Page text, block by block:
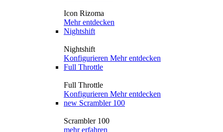
Icon Rizoma
Mehr entdecken
Nightshift
Nightshift
Konfigurieren Mehr entdecken
Full Throttle
Full Throttle
Konfigurieren Mehr entdecken
new Scrambler 100
Scrambler 100
mehr erfahren